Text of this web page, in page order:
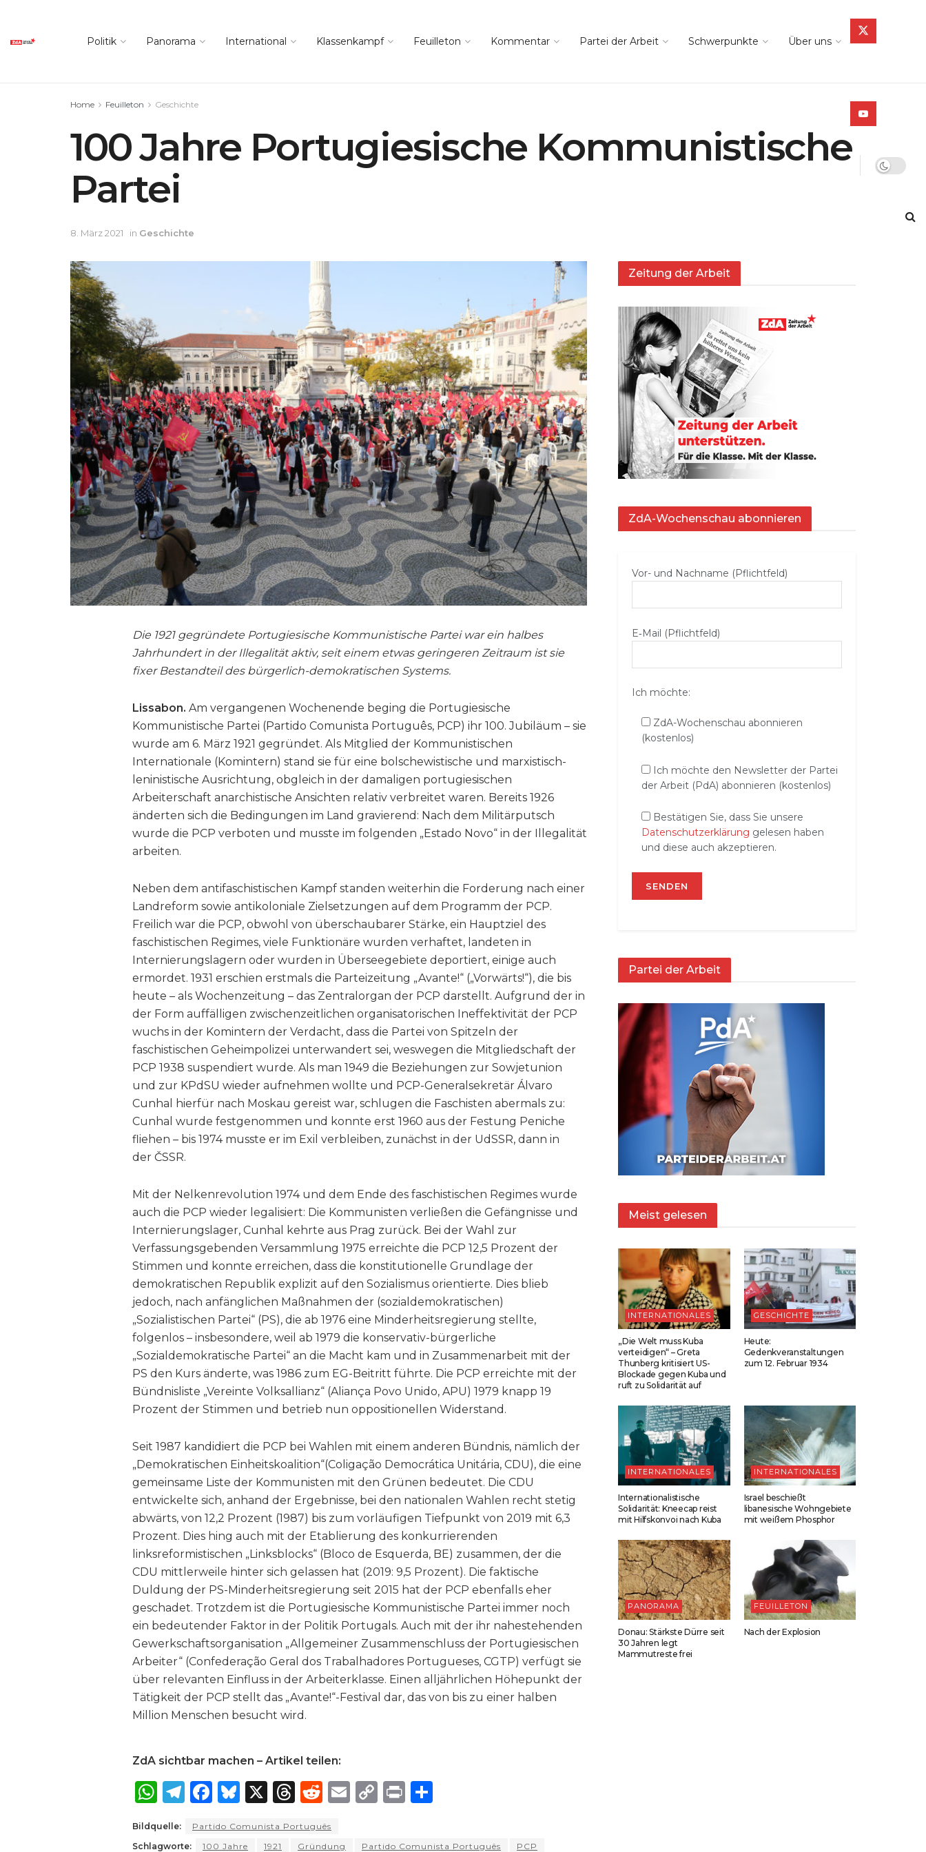
Politik Panorama International Klassenkampf Feuilleton Kommentar Partei der Arbeit Schwerpunkte Über uns
Home Feuilleton Geschichte
100 Jahre Portugiesische Kommunistische
Partei
8. März 2021 in Geschichte
Die 1921 gegründete Portugiesische Kommunistische Partei war ein halbes
Jahrhundert in der Illegalität aktiv, seit einem etwas geringeren Zeitraum ist sie
fixer Bestandteil des bürgerlich-demokratischen Systems.
Lissabon. Am vergangenen Wochenende beging die Portugiesische
Kommunistische Partei (Partido Comunista Português, PCP) ihr 100. Jubiläum – sie
wurde am 6. März 1921 gegründet. Als Mitglied der Kommunistischen
Internationale (Komintern) stand sie für eine bolschewistische und marxistisch-
leninistische Ausrichtung, obgleich in der damaligen portugiesischen
Arbeiterschaft anarchistische Ansichten relativ verbreitet waren. Bereits 1926
änderten sich die Bedingungen im Land gravierend: Nach dem Militärputsch
wurde die PCP verboten und musste im folgenden „Estado Novo“ in der Illegalität
arbeiten.
Neben dem antifaschistischen Kampf standen weiterhin die Forderung nach einer
Landreform sowie antikoloniale Zielsetzungen auf dem Programm der PCP.
Freilich war die PCP, obwohl von überschaubarer Stärke, ein Hauptziel des
faschistischen Regimes, viele Funktionäre wurden verhaftet, landeten in
Internierungslagern oder wurden in Überseegebiete deportiert, einige auch
ermordet. 1931 erschien erstmals die Parteizeitung „Avante!“ („Vorwärts!“), die bis
heute – als Wochenzeitung – das Zentralorgan der PCP darstellt. Aufgrund der in
der Form auffälligen zwischenzeitlichen organisatorischen Ineffektivität der PCP
wuchs in der Komintern der Verdacht, dass die Partei von Spitzeln der
faschistischen Geheimpolizei unterwandert sei, weswegen die Mitgliedschaft der
PCP 1938 suspendiert wurde. Als man 1949 die Beziehungen zur Sowjetunion
und zur KPdSU wieder aufnehmen wollte und PCP-Generalsekretär Álvaro
Cunhal hierfür nach Moskau gereist war, schlugen die Faschisten abermals zu:
Cunhal wurde festgenommen und konnte erst 1960 aus der Festung Peniche
fliehen – bis 1974 musste er im Exil verbleiben, zunächst in der UdSSR, dann in
der ČSSR.
Mit der Nelkenrevolution 1974 und dem Ende des faschistischen Regimes wurde
auch die PCP wieder legalisiert: Die Kommunisten verließen die Gefängnisse und
Internierungslager, Cunhal kehrte aus Prag zurück. Bei der Wahl zur
Verfassungsgebenden Versammlung 1975 erreichte die PCP 12,5 Prozent der
Stimmen und konnte erreichen, dass die konstitutionelle Grundlage der
demokratischen Republik explizit auf den Sozialismus orientierte. Dies blieb
jedoch, nach anfänglichen Maßnahmen der (sozialdemokratischen)
„Sozialistischen Partei“ (PS), die ab 1976 eine Minderheitsregierung stellte,
folgenlos – insbesondere, weil ab 1979 die konservativ-bürgerliche
„Sozialdemokratische Partei“ an die Macht kam und in Zusammenarbeit mit der
PS den Kurs änderte, was 1986 zum EG-Beitritt führte. Die PCP erreichte mit der
Bündnisliste „Vereinte Volksallianz“ (Aliança Povo Unido, APU) 1979 knapp 19
Prozent der Stimmen und betrieb nun oppositionellen Widerstand.
Seit 1987 kandidiert die PCP bei Wahlen mit einem anderen Bündnis, nämlich der
„Demokratischen Einheitskoalition“(Coligação Democrática Unitária, CDU), die eine
gemeinsame Liste der Kommunisten mit den Grünen bedeutet. Die CDU
entwickelte sich, anhand der Ergebnisse, bei den nationalen Wahlen recht stetig
abwärts, von 12,2 Prozent (1987) bis zum vorläufigen Tiefpunkt von 2019 mit 6,3
Prozent. Dies hing auch mit der Etablierung des konkurrierenden
linksreformistischen „Linksblocks“ (Bloco de Esquerda, BE) zusammen, der die
CDU mittlerweile hinter sich gelassen hat (2019: 9,5 Prozent). Die faktische
Duldung der PS-Minderheitsregierung seit 2015 hat der PCP ebenfalls eher
geschadet. Trotzdem ist die Portugiesische Kommunistische Partei immer noch
ein bedeutender Faktor in der Politik Portugals. Auch mit der ihr nahestehenden
Gewerkschaftsorganisation „Allgemeiner Zusammenschluss der Portugiesischen
Arbeiter“ (Confederação Geral dos Trabalhadores Portugueses, CGTP) verfügt sie
über relevanten Einfluss in der Arbeiterklasse. Einen alljährlichen Höhepunkt der
Tätigkeit der PCP stellt das „Avante!“-Festival dar, das von bis zu einer halben
Million Menschen besucht wird.
ZdA sichtbar machen – Artikel teilen:
W
a
T
e
F
c
B
e
X
T
re
R
d
E
C
P
Bildquelle:
Partido Comunista Português
Schlagworte:
100 Jahre 1921 Gründung Partido Comunista Português
PCP
Zeitung der Arbeit
ZdA-Wochenschau abonnieren
Vor- und Nachname (Pflichtfeld)
E‑Mail (Pflichtfeld)
Ich möchte:
ZdA-Wochenschau abonnieren
(kostenlos)
Ich möchte den Newsletter der Partei
der Arbeit (PdA) abonnieren (kostenlos)
Bestätigen Sie, dass Sie unsere
Datenschutzerklärung gelesen haben
und diese auch akzeptieren.
Partei der Arbeit
Meist gelesen
INTERNATIONALES
„Die Welt muss Kuba
verteidigen“ – Greta
Thunberg kritisiert US-
Blockade gegen Kuba und
ruft zu Solidarität auf
GESCHICHTE
Heute:
Gedenkveranstaltungen
zum 12. Februar 1934
INTERNATIONALES
Internationalistische
Solidarität: Kneecap reist
mit Hilfskonvoi nach Kuba
INTERNATIONALES
Israel beschießt
libanesische Wohngebiete
mit weißem Phosphor
PANORAMA
Donau: Stärkste Dürre seit
30 Jahren legt
Mammutreste frei
FEUILLETON
Nach der Explosion